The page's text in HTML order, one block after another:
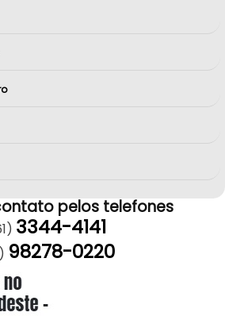
pelos telefones
3344-4141
98278-0220